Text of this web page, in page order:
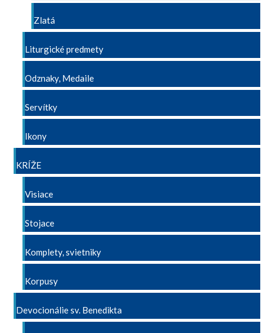
Zlatá
Liturgické predmety
Odznaky, Medaile
Servítky
Ikony
KRÍŽE
Visiace
Stojace
Komplety, svietniky
Korpusy
Devocionálie sv. Benedikta